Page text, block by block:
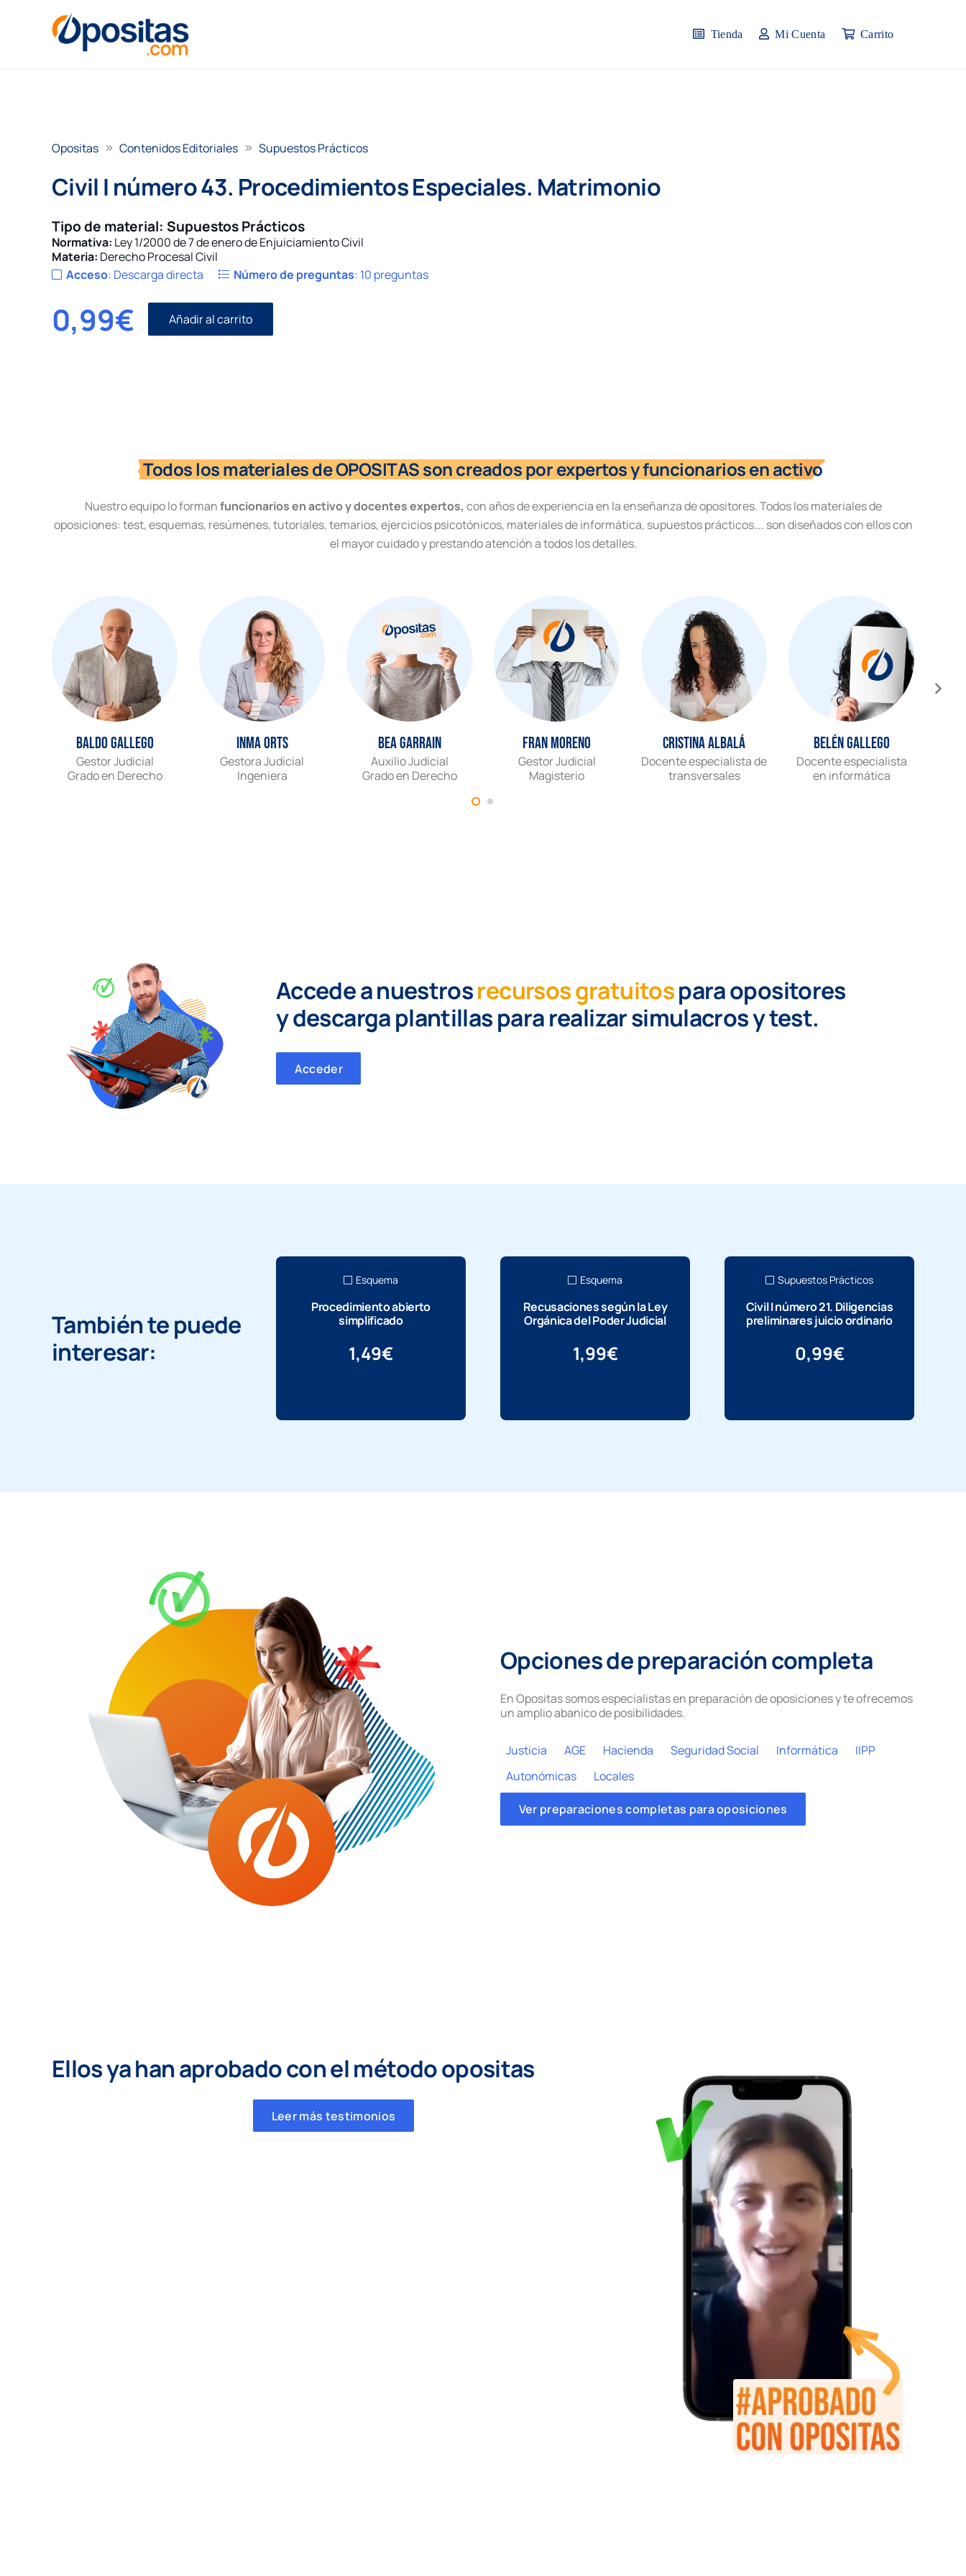
Tienda Mi Cuenta Carrito
Opositas Contenidos Editoriales Supuestos Prácticos
Civil I número 43. Procedimientos Especiales. Matrimonio
Tipo de material: Supuestos Prácticos
Normativa: Ley 1/2000 de 7 de enero de Enjuiciamiento Civil
Materia: Derecho Procesal Civil
Acceso: Descarga directa Número de preguntas: 10 preguntas
0,99€
Civil
I
Añadir al carrito
Todos los materiales de OPOSITAS son creados por expertos y funcionarios en activo
Nuestro equipo lo formanfuncionarios en activo y docentes expertos, con años de experiencia en la enseñanza de opositores. Todos los materiales de
oposiciones: test, esquemas, resúmenes, tutoriales, temarios, ejercicios psicotónicos, materiales de informática, supuestos prácticos…. son diseñados con ellos con
el mayor cuidado y prestando atención a todos los detalles.
Baldo Gallego
Gestor Judicial
Grado en Derecho
Inma Orts
Gestora Judicial
Ingeniera
Bea Garrain
Auxilio Judicial
Grado en Derecho
Fran Moreno
Gestor Judicial
Magisterio
Cristina Albalá
Docente especialista de
transversales
Belén Gallego
Docente especialista
en informática
Accede a nuestrosrecursos gratuitospara opositores
ydescarga plantillas para realizar simulacros y test.
Acceder
También te puede
interesar:
Esquema
Procedimiento abierto
simplificado
1,49€
Esquema
Recusaciones según la Ley
Orgánica del Poder Judicial
1,99€
Supuestos Prácticos
Civil I número 21. Diligencias
preliminares juicio ordinario
0,99€
Opciones de preparación completa
En Opositas somos especialistas en preparación de oposiciones y te ofrecemos
un amplio abanico de posibilidades.
Justicia AGE Hacienda Seguridad Social Informática
IIPP
Autonómicas
Locales
Ver preparaciones completas para oposiciones
Ellos ya han aprobado con el método opositas
Leer más testimonios